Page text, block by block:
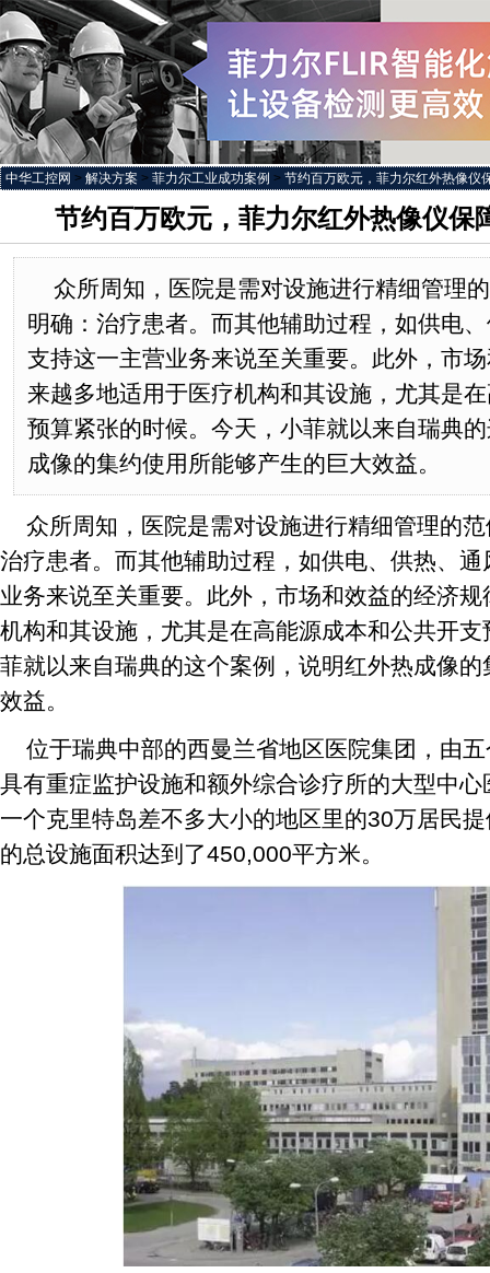
中华工控网 > 解决方案 > 菲力尔工业成功案例 > 节约百万欧元，菲力尔红外热像仪
节约百万欧元，菲力尔红外热像仪保
众所周知，医院是需对设施进行精细管理
明确：治疗患者。而其他辅助过程，如供电
支持这一主营业务来说至关重要。此外，市
来越多地适用于医疗机构和其设施，尤其是
预算紧张的时候。今天，小菲就以来自瑞典
成像的集约使用所能够产生的巨大效益。
众所周知，医院是需对设施进行精细管理的
治疗患者。而其他辅助过程，如供电、供热、
业务来说至关重要。此外，市场和效益的经济
机构和其设施，尤其是在高能源成本和公共开
菲就以来自瑞典的这个案例，说明红外热成像
效益。
位于瑞典中部的西曼兰省地区医院集团，由
具有重症监护设施和额外综合诊疗所的大型中
一个克里特岛差不多大小的地区里的30万居民
的总设施面积达到了450,000平方米。